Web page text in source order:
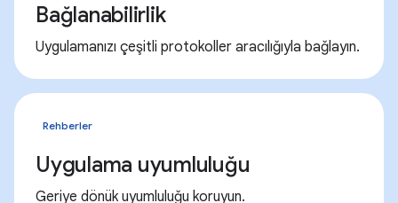
Bağlanabilirlik
Uygulamanızı çeşitli protokoller aracılığıyla bağlayın.
Rehberler
Uygulama uyumluluğu
Geriye dönük uyumluluğu koruyun.